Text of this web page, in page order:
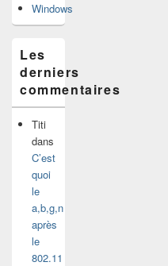
Windows
Les
derniers
commentaires
Titi
dans
C’est
quoi
le
a,b,g,n
après
le
802.11